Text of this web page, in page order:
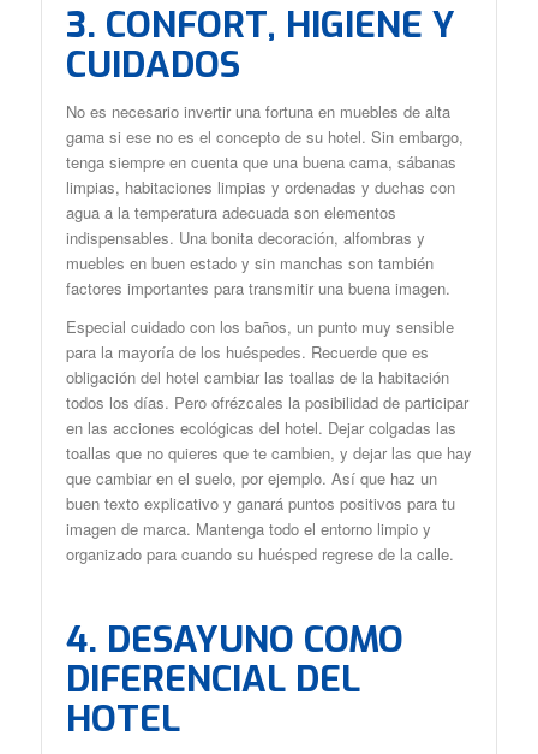
3. CONFORT, HIGIENE Y
CUIDADOS
No es necesario invertir una fortuna en muebles de alta
gama si ese no es el concepto de su hotel. Sin embargo,
tenga siempre en cuenta que una buena cama, sábanas
limpias, habitaciones limpias y ordenadas y duchas con
agua a la temperatura adecuada son elementos
indispensables. Una bonita decoración, alfombras y
muebles en buen estado y sin manchas son también
factores importantes para transmitir una buena imagen.
Especial cuidado con los baños, un punto muy sensible
para la mayoría de los huéspedes. Recuerde que es
obligación del hotel cambiar las toallas de la habitación
todos los días. Pero ofrézcales la posibilidad de participar
en las acciones ecológicas del hotel. Dejar colgadas las
toallas que no quieres que te cambien, y dejar las que hay
que cambiar en el suelo, por ejemplo. Así que haz un
buen texto explicativo y ganará puntos positivos para tu
imagen de marca. Mantenga todo el entorno limpio y
organizado para cuando su huésped regrese de la calle.
4. DESAYUNO COMO
DIFERENCIAL DEL
HOTEL